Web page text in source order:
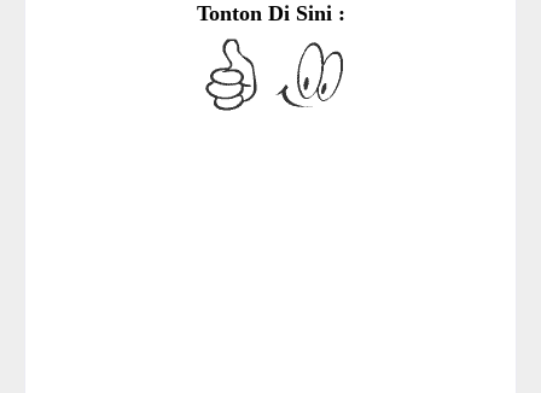
Tonton Di Sini :